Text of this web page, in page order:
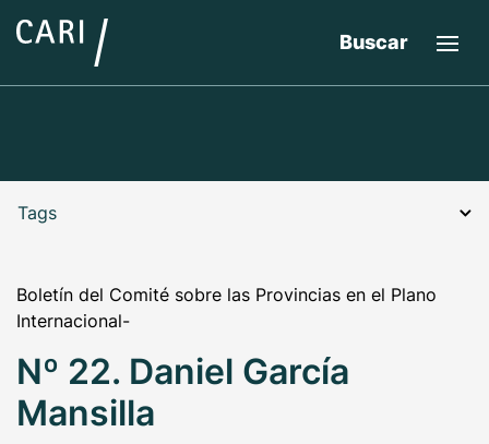
Buscar
Boletín del Comité sobre las Provincias en el Plano
Internacional-
Nº 22. Daniel García
Mansilla
Tags